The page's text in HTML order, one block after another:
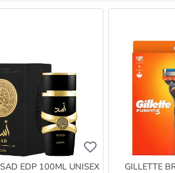
da budete prijavljeni
da dodate proizvod u omiljene morate
Ukoliko želite
EDP 100ML UNISEX
GILLETTE